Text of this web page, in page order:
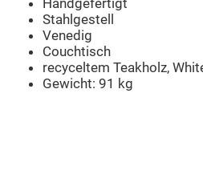
Stahlgestell
Venedig
Couchtisch
recyceltem Teakholz,
Gewicht: 91 kg